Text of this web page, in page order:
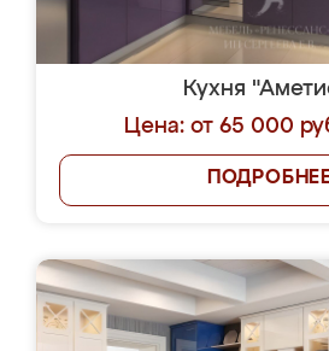
Кухня
Цена: от 65 000